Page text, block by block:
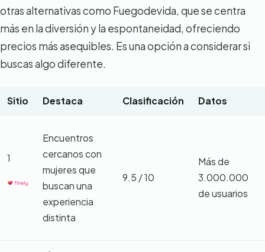
otras alternativas como Fuegodevida, que se centra
más en la diversión y la espontaneidad, ofreciendo
precios más asequibles. Es una opción a considerar si
buscas algo diferente.
Sitio Destaca Clasificación Datos
1
Encuentros
cercanos con
mujeres que
buscan una
experiencia
distinta
9.5 / 10
Más de
3.000.000
de usuarios